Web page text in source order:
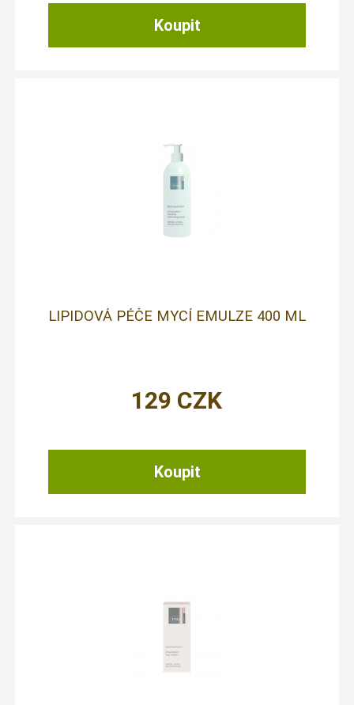
LIPIDOVÁ PÉČE MYCÍ EMULZE 400 ML
129 CZK